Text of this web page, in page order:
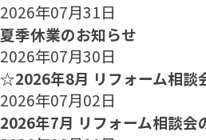
2026年07月31日
夏季休業のお知らせ
2026年07月30日
☆2026年8月 リフォーム相
2026年07月02日
2026年7月 リフォーム相談会